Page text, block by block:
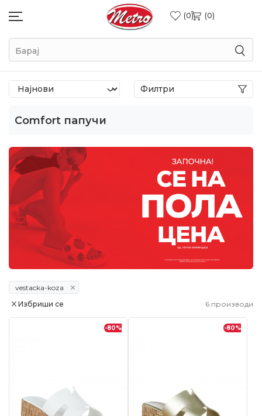
0 0
Барај
Comfort папучи
Филтри
vestacka-koza
6 производи
Избриши се
-80% -80%